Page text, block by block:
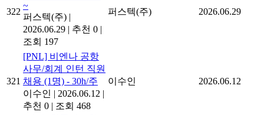
322
~
퍼스텍(주) |
2026.06.29 | 추천 0 |
조회 197
퍼스텍(주) 2026.06.29
321
[PNL] 비엔나 공항
사무/회계 인턴 직원
채용 (1명) - 30h/주
이수인 | 2026.06.12 |
추천 0 | 조회 468
이수인 2026.06.12